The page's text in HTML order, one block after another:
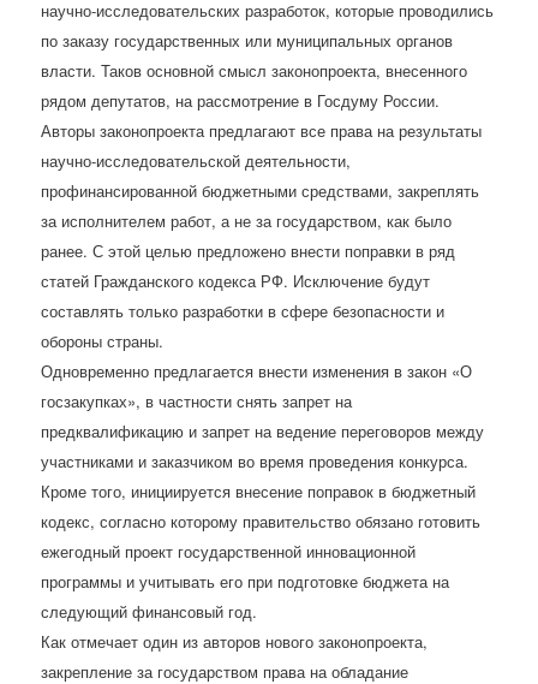
научно-исследовательских разработок, которые проводились
по заказу государственных или муниципальных органов
власти. Таков основной смысл законопроекта, внесенного
рядом депутатов, на рассмотрение в Госдуму России.
Авторы законопроекта предлагают все права на результаты
научно-исследовательской деятельности,
профинансированной бюджетными средствами, закреплять
за исполнителем работ, а не за государством, как было
ранее. С этой целью предложено внести поправки в ряд
статей Гражданского кодекса РФ. Исключение будут
составлять только разработки в сфере безопасности и
обороны страны.
Одновременно предлагается внести изменения в закон «О
госзакупках», в частности снять запрет на
предквалификацию и запрет на ведение переговоров между
участниками и заказчиком во время проведения конкурса.
Кроме того, инициируется внесение поправок в бюджетный
кодекс, согласно которому правительство обязано готовить
ежегодный проект государственной инновационной
программы и учитывать его при подготовке бюджета на
следующий финансовый год.
Как отмечает один из авторов нового законопроекта,
закрепление за государством права на обладание